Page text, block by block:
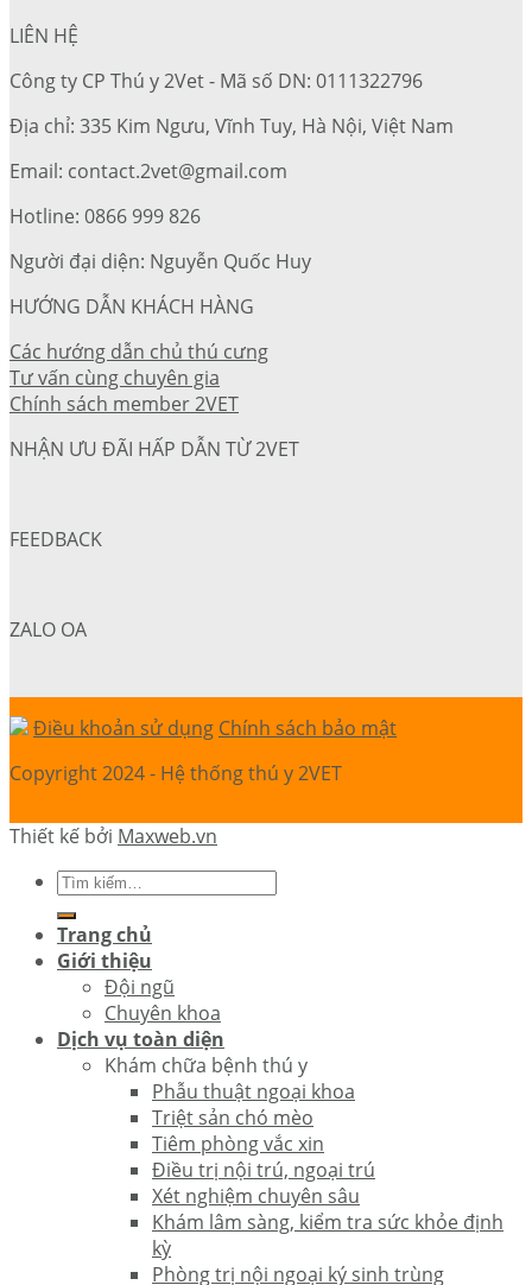
LIÊN HỆ
Công ty CP Thú y 2Vet - Mã số DN: 0111322796
Địa chỉ: 335 Kim Ngưu, Vĩnh Tuy, Hà Nội, Việt Nam
Email: contact.2vet@gmail.com
Hotline: 0866 999 826
Người đại diện: Nguyễn Quốc Huy
HƯỚNG DẪN KHÁCH HÀNG
Các hướng dẫn chủ thú cưng
Tư vấn cùng chuyên gia
Chính sách member 2VET
NHẬN ƯU ĐÃI HẤP DẪN TỪ 2VET
FEEDBACK
ZALO OA
Điều khoản sử dụng Chính sách bảo mật
Copyright 2024 - Hệ thống thú y 2VET
Thiết kế bởi Maxweb.vn
Trang chủ
Giới thiệu
Đội ngũ
Chuyên khoa
Dịch vụ toàn diện
Khám chữa bệnh thú y
Phẫu thuật ngoại khoa
Triệt sản chó mèo
Tiêm phòng vắc xin
Điều trị nội trú, ngoại trú
Xét nghiệm chuyên sâu
Khám lâm sàng, kiểm tra sức khỏe định
kỳ
Phòng trị nội ngoại ký sinh trùng